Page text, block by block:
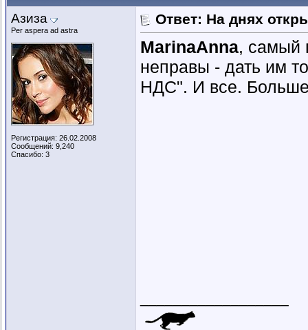
Азиза
Per aspera ad astra
Регистрация: 26.02.2008
Сообщений: 9,240
Спасибо: 3
Ответ: На днях
MarinaAnna, самый
неправы - дать им
НДС". И все. Больше